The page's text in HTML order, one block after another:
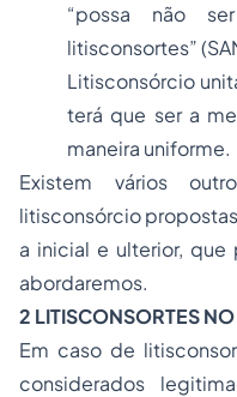
“possa não
litisconsortes”
Litisconsórcio
terá que ser a
maneira uniforme.
Existem vários
litisconsórcio
a inicial e ulterior, que
abordaremos.
2 LITISCONSORTES
Em caso de
considerados